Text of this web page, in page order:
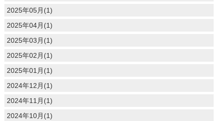
2025年05月(1)
2025年04月(1)
2025年03月(1)
2025年02月(1)
2025年01月(1)
2024年12月(1)
2024年11月(1)
2024年10月(1)